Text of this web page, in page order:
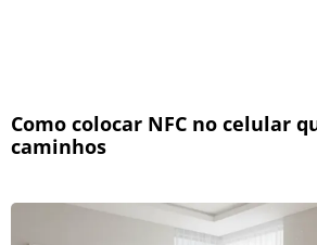
Como colocar NFC no celular
caminhos